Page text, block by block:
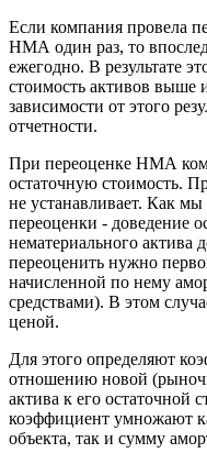
Если компания провела
НМА один раз, то
ежегодно. В результате
стоимость активов
зависимости от этого
отчетности.
При переоценке НМА
остаточную стоимость.
не устанавливает. Как мы
переоценки - доведение
нематериального
переоценить нужно
начисленной по нему
средствами). В этом
ценой.
Для этого определяют
отношению новой
актива к его остаточной
коэффициент умножают
объекта, так и сумму